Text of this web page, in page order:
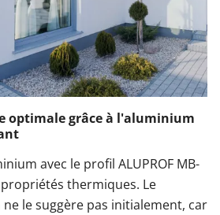
optimale grâce à l'aluminium
avec le profil ALUPROF MB-
thermiques. Le
le suggère pas initialement, car